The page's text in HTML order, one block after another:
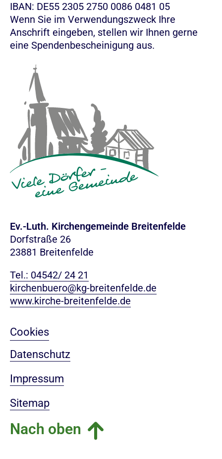
IBAN: DE55 2305 2750 0086 0481 05
Wenn Sie im Verwendungszweck Ihre
Anschrift eingeben, stellen wir Ihnen gerne
eine Spendenbescheinigung aus.
Ev.-Luth. Kirchengemeinde Breitenfelde
Dorfstraße 26
23881 Breitenfelde
Tel.: 04542/ 24 21
kirchenbuero@kg-breitenfelde.de
www.kirche-breitenfelde.de
Cookies
Datenschutz
Impressum
Sitemap
Nach oben